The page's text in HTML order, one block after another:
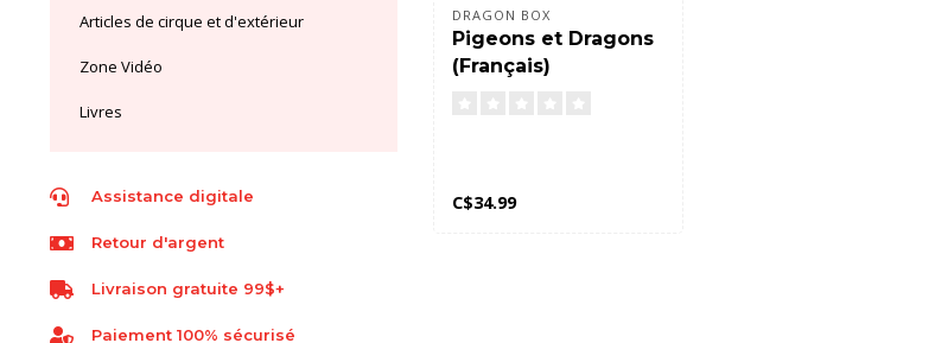
Articles de cirque et d'extérieur
Zone Vidéo
Livres
Assistance digitale
Retour d'argent
Livraison gratuite 99$+
Paiement 100% sécurisé
DRAGON BOX
Pigeons et Dragons
(Français)
C$34.99